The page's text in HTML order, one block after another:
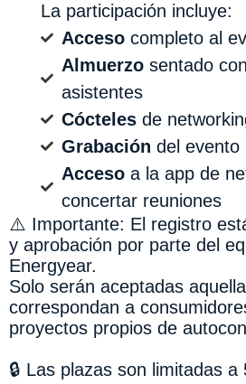
La participación incluye:
Acceso completo al
Almuerzo sentado
asistentes
Cócteles de
Grabación del evento
Acceso a la app de
concertar reuniones
⚠️ Importante: El registro
y aprobación por parte del
Energyear.
Solo serán aceptadas
correspondan a
proyectos propios de
🔒 Las plazas son limitadas a